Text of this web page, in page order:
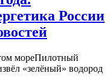
России
мореПилотный
«зелёный» водород